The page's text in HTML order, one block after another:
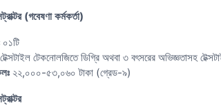
(গবেষণা কর্মকর্তা)
০১টি
টেকনোলজিতে ডিগ্রি অথবা ৩ বৎসরের অভিজ্ঞতাসহ
২২,০০০-৫৩,০৬০ টাকা (গ্রেড-৯)